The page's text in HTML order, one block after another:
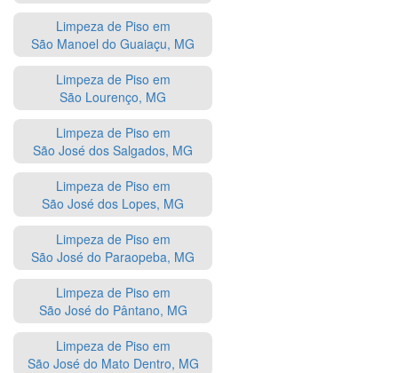
Limpeza de Piso em
São Manoel do Guaiaçu, MG
Limpeza de Piso em
São Lourenço, MG
Limpeza de Piso em
São José dos Salgados, MG
Limpeza de Piso em
São José dos Lopes, MG
Limpeza de Piso em
São José do Paraopeba, MG
Limpeza de Piso em
São José do Pântano, MG
Limpeza de Piso em
São José do Mato Dentro, MG